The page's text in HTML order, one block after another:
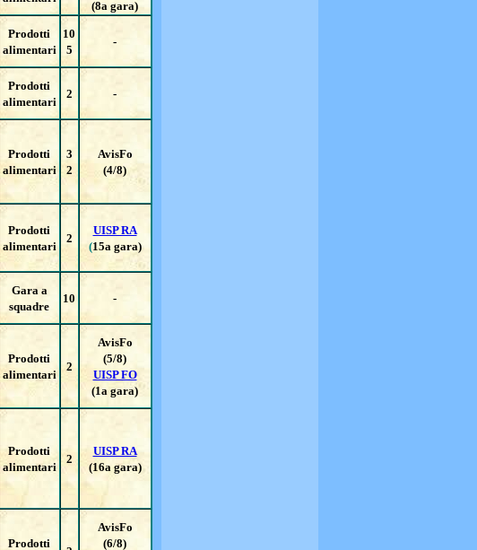
(8a gara)
Prodotti
alimentari
10
5
-
Prodotti
alimentari
2 -
Prodotti
alimentari
3
2
AvisFo
(4/8)
Prodotti
alimentari
2
UISP RA
(15a gara)
Gara a
squadre
10 -
Prodotti
alimentari
2
AvisFo
(5/8)
UISP FO
(1a gara)
Prodotti
alimentari
2
UISP RA
(16a gara)
Prodotti
AvisFo
(6/8)